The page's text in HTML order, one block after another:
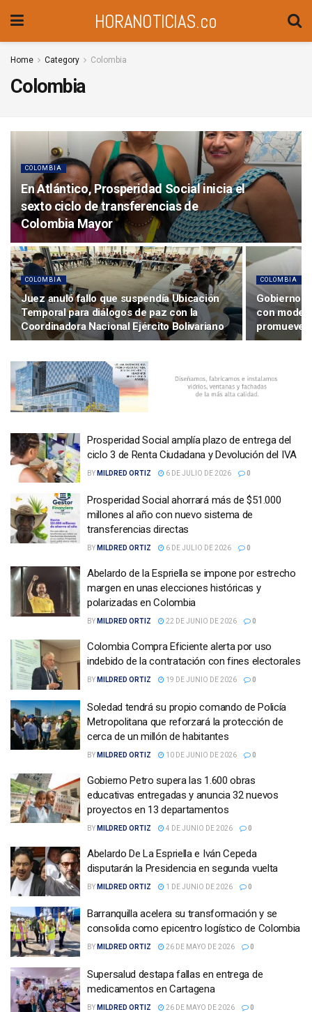
HORANOTICIAS.co
Home Category Colombia
Colombia
COLOMBIA
En Atlántico, Prosperidad Social inicia el
sexto ciclo de transferencias de
Colombia Mayor
COLOMBIA
Juez anuló fallo que suspendía Ubicación
Temporal para diálogos de paz con la
Coordinadora Nacional Ejército Bolivariano
COLOMBIA
Gobierno
con
promueve
Prosperidad Social amplía plazo de entrega del
ciclo 3 de Renta Ciudadana y Devolución del IVA
BY MILDRED ORTIZ 6 DE JULIO DE 2026 0
Prosperidad Social ahorrará más de $51.000
millones al año con nuevo sistema de
transferencias directas
BY MILDRED ORTIZ 6 DE JULIO DE 2026 0
Abelardo de la Espriella se impone por estrecho
margen en unas elecciones históricas y
polarizadas en Colombia
BY MILDRED ORTIZ 22 DE JUNIO DE 2026 0
Colombia Compra Eficiente alerta por uso
indebido de la contratación con fines electorales
BY MILDRED ORTIZ 19 DE JUNIO DE 2026 0
Soledad tendrá su propio comando de Policía
Metropolitana que reforzará la protección de
cerca de un millón de habitantes
BY MILDRED ORTIZ 10 DE JUNIO DE 2026 0
Gobierno Petro supera las 1.600 obras
educativas entregadas y anuncia 32 nuevos
proyectos en 13 departamentos
BY MILDRED ORTIZ 4 DE JUNIO DE 2026 0
Abelardo De La Espriella e Iván Cepeda
disputarán la Presidencia en segunda vuelta
BY MILDRED ORTIZ 1 DE JUNIO DE 2026 0
Barranquilla acelera su transformación y se
consolida como epicentro logístico de Colombia
BY MILDRED ORTIZ 26 DE MAYO DE 2026 0
Supersalud destapa fallas en entrega de
medicamentos en Cartagena
BY MILDRED ORTIZ 26 DE MAYO DE 2026 0